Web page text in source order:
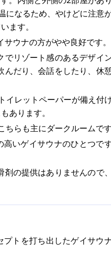
になるため、やけどに注意
ます。
ウナの方がやや良好です。
でリゾート感のあるデザイ
だり、会話をしたり、休
イレットペーパーが備え付
あります。
らも主にダークルームです
いゲイサウナのひとつです
剤の提供はありませんので
トを打ち出したゲイサウ